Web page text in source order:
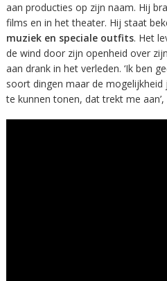
aan producties op zijn naam. Hij
films en in het theater. Hij staat
muziek en speciale outfits. Het
de wind door zijn openheid over
aan drank in het verleden. ‘Ik ben
soort dingen maar de
te kunnen tonen, dat trekt me